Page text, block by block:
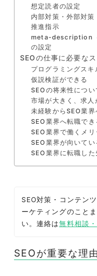
想定読者の設定
内部対策・外部対策
推進指示
meta-description（
の設定
SEOの仕事に必要な
プログラミングスキ
仮説検証ができる
SEOの将来性につい
市場が大きく、求人
未経験からSEO業
SEO業界へ転職でき
SEO業界で働くメリ
SEO業界が向いてい
SEO業界に転職した
SEO対策・コンテン
ーケティングのこと
い。連絡は無料相談
SEOが重要な理由